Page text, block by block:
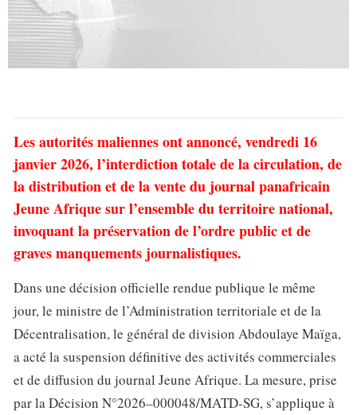
Les autorités maliennes ont annoncé, vendredi 16
janvier 2026, l’interdiction totale de la circulation, de
la distribution et de la vente du journal panafricain
Jeune Afrique sur l’ensemble du territoire national,
invoquant la préservation de l’ordre public et de
graves manquements journalistiques.
Dans une décision officielle rendue publique le même
jour, le ministre de l’Administration territoriale et de la
Décentralisation, le général de division Abdoulaye Maïga,
a acté la suspension définitive des activités commerciales
et de diffusion du journal Jeune Afrique. La mesure, prise
par la Décision N°2026–000048/MATD-SG, s’applique à